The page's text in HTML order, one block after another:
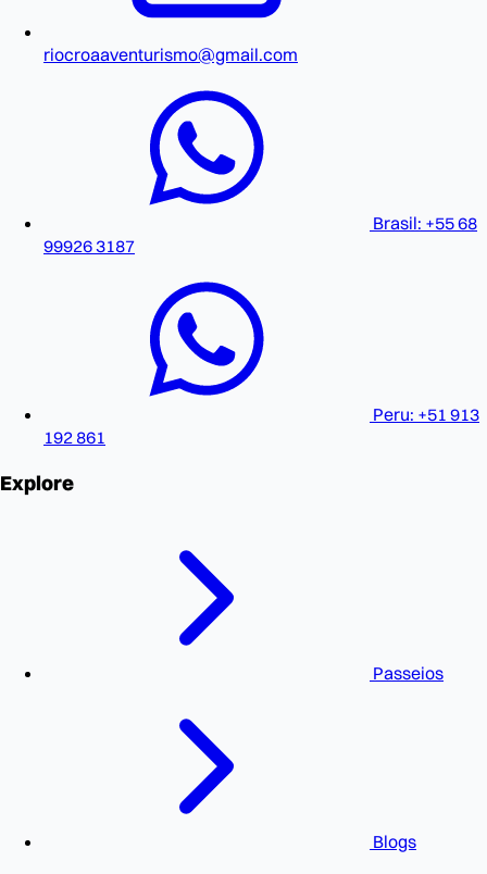
riocroaaventurismo@gmail.com
Brasil: +55 68
99926 3187
Peru: +51 913
192 861
Explore
Passeios
Blogs